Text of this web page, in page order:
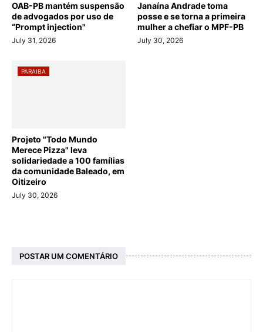
OAB-PB mantém suspensão
de advogados por uso de
“Prompt injection"
July 31, 2026
Janaína Andrade toma
posse e se torna a primeira
mulher a chefiar o MPF-PB
July 30, 2026
PARAIBA
Projeto "Todo Mundo
Merece Pizza" leva
solidariedade a 100 famílias
da comunidade Baleado, em
Oitizeiro
July 30, 2026
POSTAR UM COMENTÁRIO